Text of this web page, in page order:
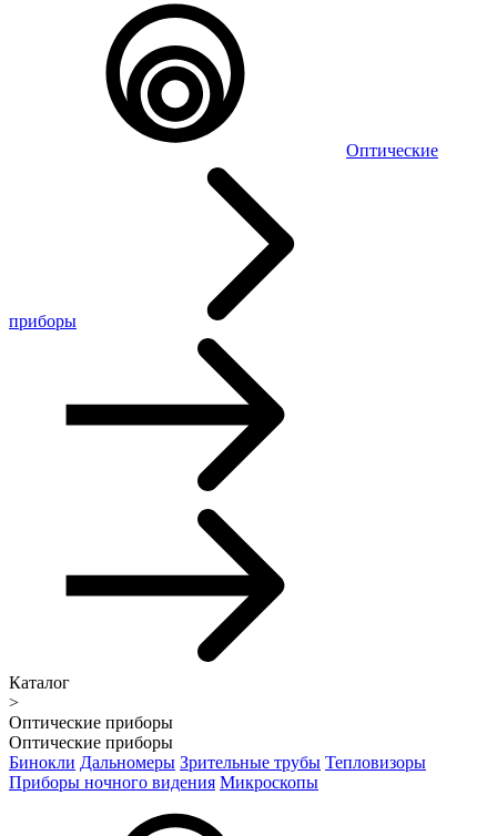
Оптические
приборы
Каталог
>
Оптические приборы
Оптические приборы
Бинокли Дальномеры Зрительные трубы Тепловизоры
Приборы ночного видения Микроскопы